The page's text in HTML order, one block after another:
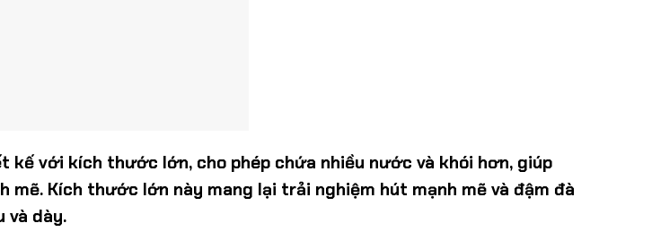
kế với kích thước lớn, cho phép chứa nhiều nước và khói hơn, giúp
Kích thước lớn này mang lại trải nghiệm hút mạnh mẽ và đậm đà
và dày.